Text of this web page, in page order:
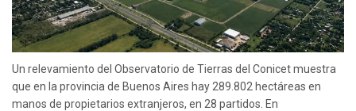
Un relevamiento del Observatorio de Tierras del Conicet muestra
que en la provincia de Buenos Aires hay 289.802 hectáreas en
manos de propietarios extranjeros, en 28 partidos. En